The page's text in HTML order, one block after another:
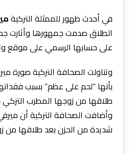
في أحدث ظهور للممثلة التركية
الطلاق صدمت جمهورها وأثارت
على حسابها الرسمي على موقع
وتناولت الصحافة التركية صورة
بأنها “لحم على عظم” بسبب
طلاقها من زوجها المطرب التركي
وأضافت الصحافة التركية أن
شديدة من الحزن بعد طلاقها من